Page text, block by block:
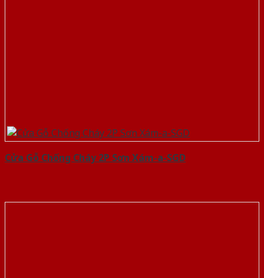
Cửa Gỗ Chống Cháy 2P Sơn Xám-a-SGD